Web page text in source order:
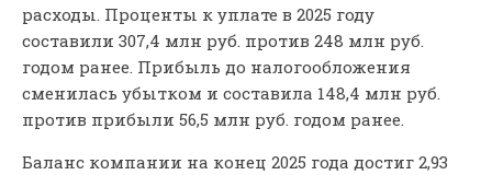
расходы. Проценты к уплате в 2025 году
составили 307,4 млн руб. против 248 млн руб.
годом ранее. Прибыль до налогообложения
сменилась убытком и составила 148,4 млн руб.
против прибыли 56,5 млн руб. годом ранее.
Баланс компании на конец 2025 года достиг 2,93